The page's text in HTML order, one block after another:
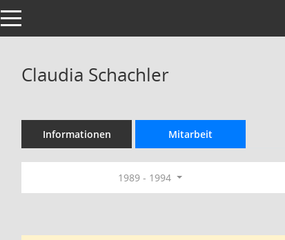
Toggle navigation
Claudia Schachler
Informationen Mitarbeit
1989 - 1994